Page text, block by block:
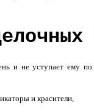
и не уступает ему
и красители,